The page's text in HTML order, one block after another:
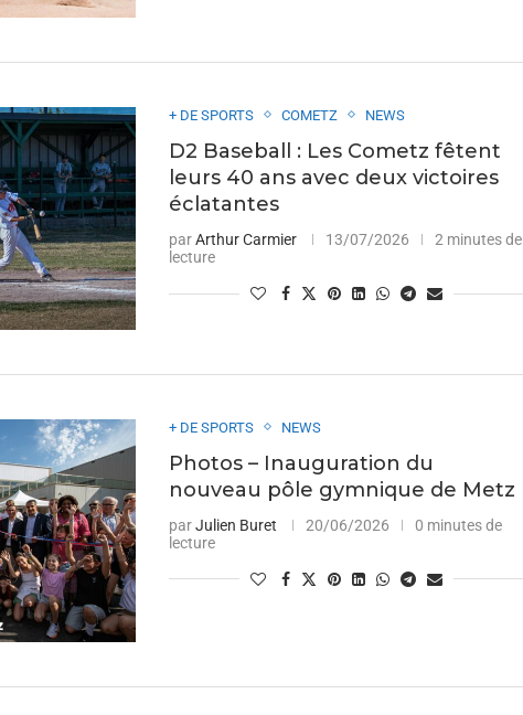
+ DE SPORTS COMETZ NEWS
D2 Baseball : Les Cometz fêtent
leurs 40 ans avec deux victoires
éclatantes
parArthur Carmier 13/07/2026
2 minutes de
lecture
+ DE SPORTS NEWS
Photos – Inauguration du
nouveau pôle gymnique de Metz
parJulien Buret 20/06/2026
0 minutes de
lecture